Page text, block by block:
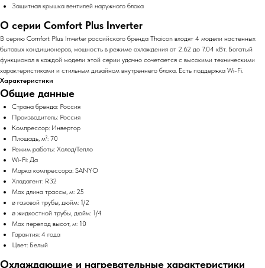
Защитная крышка вентилей наружного блока
О серии Comfort Plus Inverter
В серию Comfort Plus Inverter российского бренда Thaicon входят 4 модели настенных
бытовых кондиционеров, мощность в режиме охлаждения от 2.62 до 7.04 кВт. Богатый
функционал в каждой модели этой серии удачно сочетается с высокими техническими
характеристиками и стильным дизайном внутреннего блока. Есть поддержка Wi-Fi.
Характеристики
Общие данные
Страна бренда: Россия
Производитель: Россия
Компрессор: Инвертор
Площадь, м²: 70
Режим работы: Холод/Тепло
Wi-Fi: Да
Марка компрессора: SANYO
Хладагент: R32
Max длина трассы, м: 25
ø газовой трубы, дюйм: 1/2
ø жидкостной трубы, дюйм: 1/4
Max перепад высот, м: 10
Гарантия: 4 года
Цвет: Белый
Охлаждающие и нагревательные характеристики